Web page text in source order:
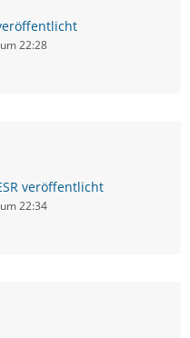
22:28
veröffentlicht
22:34